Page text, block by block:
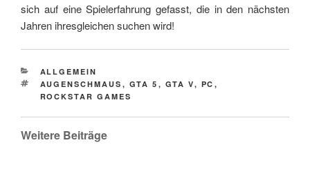
sich auf eine Spielerfahrung gefasst, die in den nächsten
Jahren ihresgleichen suchen wird!
CATEGORIES
ALLGEMEIN
TAGS
AUGENSCHMAUS , GTA 5 , GTA V, PC ,
ROCKSTAR GAMES
Weitere Beiträge